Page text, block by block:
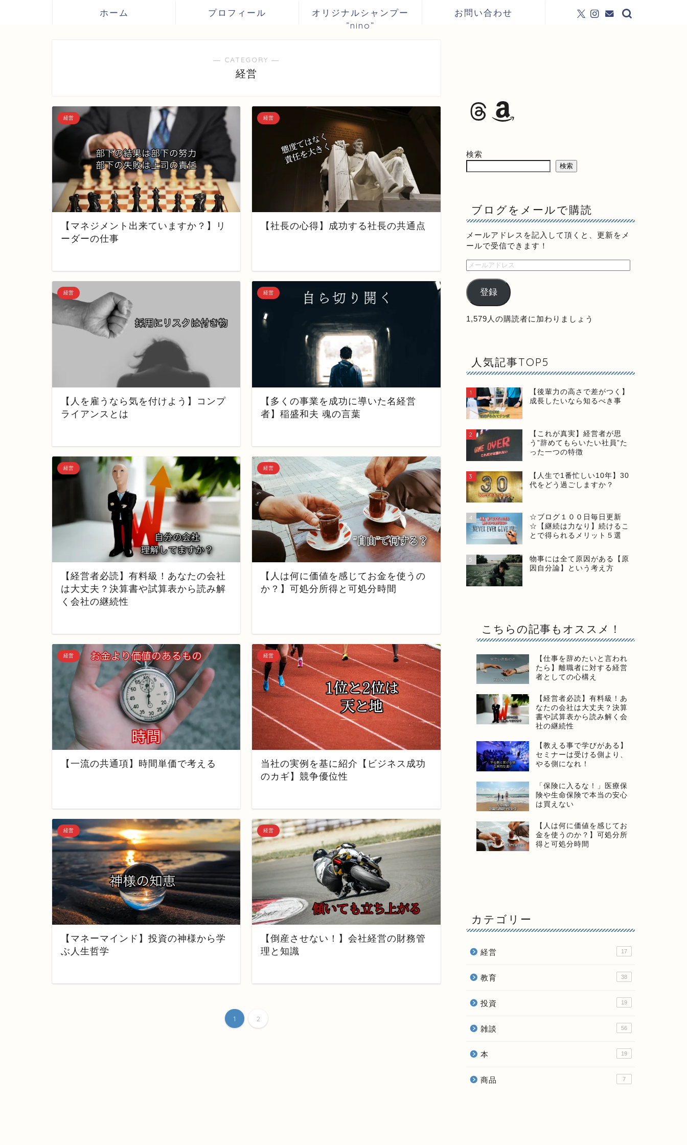
ホーム プロフィール
オリジナルシャンプー
”nino”
お問い合わせ
― CATEGORY ―
経営
経営
【マネジメント出来ていますか？】リ
ーダーの仕事
経営
【社長の心得】成功する社長の共通点
経営
【人を雇うなら気を付けよう】コンプ
ライアンスとは
経営
【多くの事業を成功に導いた名経営
者】稲盛和夫 魂の言葉
経営
【経営者必読】有料級！あなたの会社
は大丈夫？決算書や試算表から読み解
く会社の継続性
経営
【人は何に価値を感じてお金を使うの
か？】可処分所得と可処分時間
経営
【一流の共通項】時間単価で考える
経営
当社の実例を基に紹介【ビジネス成功
のカギ】競争優位性
経営
【マネーマインド】投資の神様から学
ぶ人生哲学
経営
【倒産させない！】会社経営の財務管
理と知識
1 2
検索
検索
ブログをメールで購読
メールアドレスを記入して頂くと、更新をメ
ールで受信できます！
登録
1,579人の購読者に加わりましょう
人気記事TOP5
1
【後輩力の高さで差がつく】
成長したいなら知るべき事
2
【これが真実】経営者が思
う”辞めてもらいたい社員”た
った一つの特徴
3
【人生で1番忙しい10年】30
代をどう過ごしますか？
4
☆ブログ１００日毎日更新
☆【継続は力なり】続けるこ
とで得られるメリット５選
5
物事には全て原因がある【原
因自分論】という考え方
こちらの記事もオススメ！
【仕事を辞めたいと言われ
たら】離職者に対する経営
者としての心構え
【経営者必読】有料級！あ
なたの会社は大丈夫？決算
書や試算表から読み解く会
社の継続性
【教える事で学びがある】
セミナーは受ける側より、
やる側になれ！
「保険に入るな！」医療保
険や生命保険で本当の安心
は買えない
【人は何に価値を感じてお
金を使うのか？】可処分所
得と可処分時間
カテゴリー
経営 17
教育 38
投資 19
雑談 56
本 19
商品 7